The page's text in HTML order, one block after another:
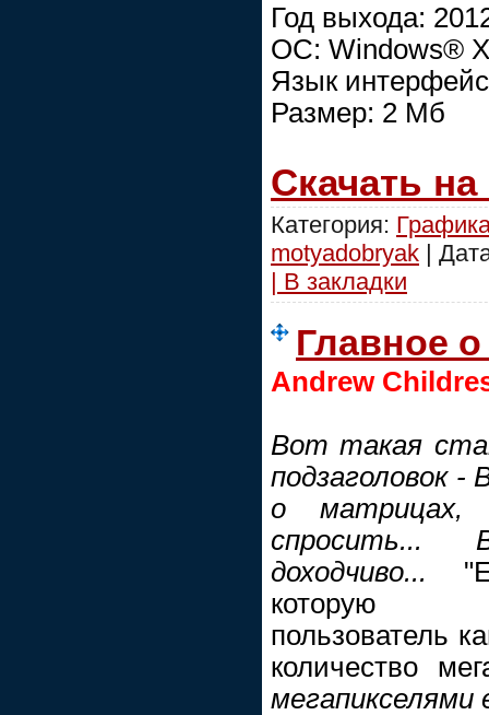
Год выхода:
ОС: Windows®
Язык
Размер: 2 Мб
Скачать
Категория:
motyadobryak |
| В закладки
Главное
Andrew
Вот такая
подзаголовок
о
спросить...
доходчиво...
которую
пользователь
количество
мегапикселями